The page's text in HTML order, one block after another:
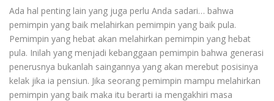
Ada hal penting lain yang juga perlu Anda sadari… bahwa
pemimpin yang baik melahirkan pemimpin yang baik pula.
Pemimpin yang hebat akan melahirkan pemimpin yang hebat
pula. Inilah yang menjadi kebanggaan pemimpin bahwa generasi
penerusnya bukanlah saingannya yang akan merebut posisinya
kelak jika ia pensiun. Jika seorang pemimpin mampu melahirkan
pemimpin yang baik maka itu berarti ia mengakhiri masa